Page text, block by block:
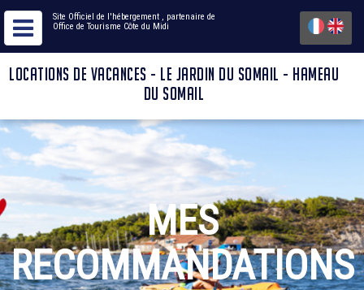
Site Officiel de l'hébergement , partenaire de
Office de Tourisme Côte du Midi
LOCATIONS DE VACANCES - LE JARDIN DU SOMAIL - HAMEAU
DU SOMAIL
MES
RECOMMANDATIONS